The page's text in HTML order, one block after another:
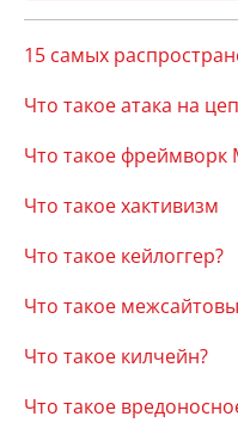
15 самых
Что такое атака на
Что такое фреймворк
Что такое хактивизм
Что такое кейлоггер?
Что такое
Что такое килчейн?
Что такое